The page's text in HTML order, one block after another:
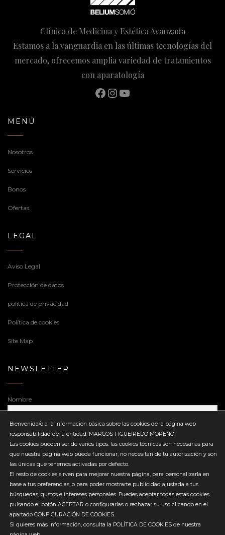
Clínica de Medicina y Estética Avanzada
Estamos a la vanguardia en las últimas tecnologías del
mercado, ofrecemos amplia variedad de tratamientos
con aparatología
Facebook
Instagram
YouTube
MENÚ
Nosotros
Servicios
Bonos
Ofertas
LEGAL
Aviso Legal
Protección de datos
politica de privacidad
Política de cookies
Site Map
NEWSLETTER
Nombre
Dirección de correo electrónico
Enviar
Bienvenida/o a la información básica sobre las cookies de la página web
responsabilidad de la entidad: MARCOS FIGUEIREDO MORENO
Las cookies pueden ser de varios tipos: las cookies técnicas son necesarias para
que nuestra página web pueda funcionar, no necesitan de tu autorización y son
las únicas que tenemos activadas por defecto.
El resto de cookies sirven para mejorar nuestra página, para personalizarla en
base a tus preferencias, o para poder mostrarte publicidad ajustada a tus
búsquedas, gustos e intereses personales. Puedes aceptar todas estas cookies
pulsando el botón ACEPTAR o configurarlas o rechazar su uso clicando en el
apartado CONFIGURACIÓN DE COOKIES.
Si quieres más información, consulta la POLÍTICA DE COOKIES de nuestra